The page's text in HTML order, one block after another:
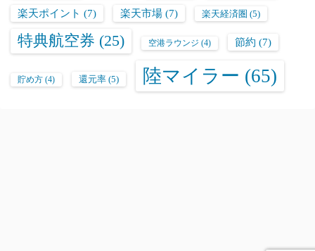
楽天ポイント (7) 楽天市場 (7) 楽天経済圏 (5)
特典航空券 (25) 空港ラウンジ (4) 節約 (7)
貯め方 (4) 還元率 (5) 陸マイラー (65)